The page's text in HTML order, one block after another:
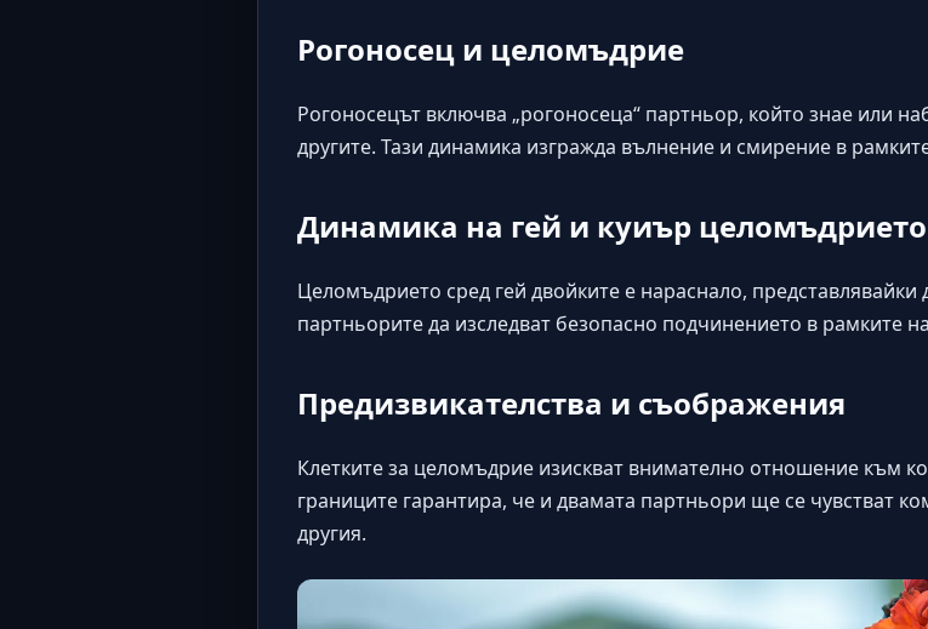
Рогоносец и целомъдрие
Рогоносецът включва „рогоносеца“ партньор, който знае или
другите. Тази динамика изгражда вълнение и смирение в
Динамика на гей и куиър целомъдрието
Целомъдрието сред гей двойките е нараснало,
партньорите да изследват безопасно подчинението в рамките
Предизвикателства и съображения
Клетките за целомъдрие изискват внимателно отношение към
границите гарантира, че и двамата партньори ще се чувстват
другия.